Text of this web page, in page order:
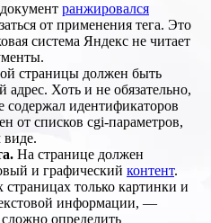
ранжировался
от применения тега. Это
система Яндекс не читает
страницы должен быть
Хоть и не обязательно,
содержал идентификаторов
от списков cgi-параметров,
виде.
На странице должен
и графический контент.
только картинки и
информации, —
определить